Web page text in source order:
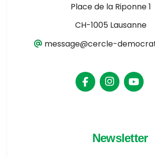
Place de la Riponne 1
CH-1005 Lausanne
message@cercle-
Newsletter